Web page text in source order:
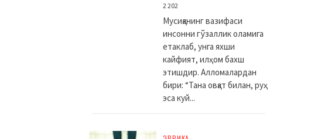
2 202
Мусиқанинг вазифаси
инсонни гўзаллик оламига
етаклаб, унга яхши
кайфият, илҳом бахш
этишдир. Алломалардан
бири: “Тана овқат билан, руҳ
эса куй...